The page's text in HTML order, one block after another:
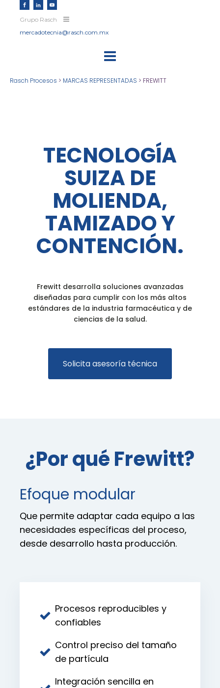
Grupo Rasch
mercadotecnia@rasch.com.mx
Rasch Procesos > MARCAS REPRESENTADAS > FREWITT
TECNOLOGÍA
SUIZA DE
MOLIENDA,
TAMIZADO Y
CONTENCIÓN.
Frewitt desarrolla soluciones avanzadas
diseñadas para cumplir con los más altos
estándares de la industria farmacéutica y de
ciencias de la salud.
Solicita asesoría técnica
¿Por qué Frewitt?
Efoque modular
Que permite adaptar cada equipo a las
necesidades específicas del proceso,
desde desarrollo hasta producción.
Procesos reproducibles y
confiables
Control preciso del tamaño
de partícula
Integración sencilla en